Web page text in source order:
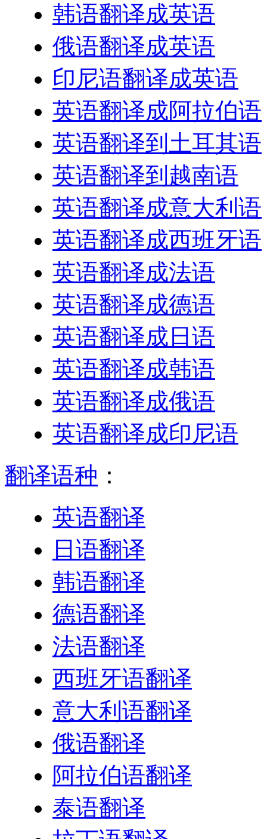
韩语翻译成英语
俄语翻译成英语
印尼语翻译成英语
英语翻译成阿拉伯语
英语翻译到土耳其语
英语翻译到越南语
英语翻译成意大利语
英语翻译成西班牙语
英语翻译成法语
英语翻译成德语
英语翻译成日语
英语翻译成韩语
英语翻译成俄语
英语翻译成印尼语
翻译语种 ：
英语翻译
日语翻译
韩语翻译
德语翻译
法语翻译
西班牙语翻译
意大利语翻译
俄语翻译
阿拉伯语翻译
泰语翻译